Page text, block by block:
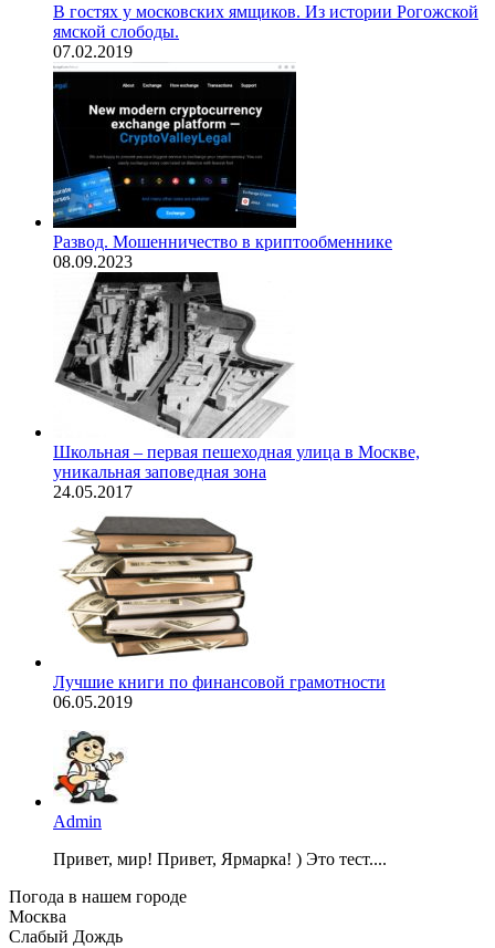
В гостях у московских ямщиков. Из истории Рогожской
ямской слободы.
07.02.2019
Развод. Мошенничество в криптообменнике
08.09.2023
Школьная – первая пешеходная улица в Москве,
уникальная заповедная зона
24.05.2017
Лучшие книги по финансовой грамотности
06.05.2019
Admin
Привет, мир! Привет, Ярмарка! ) Это тест....
Погода в нашем городе
Москва
Слабый Дождь